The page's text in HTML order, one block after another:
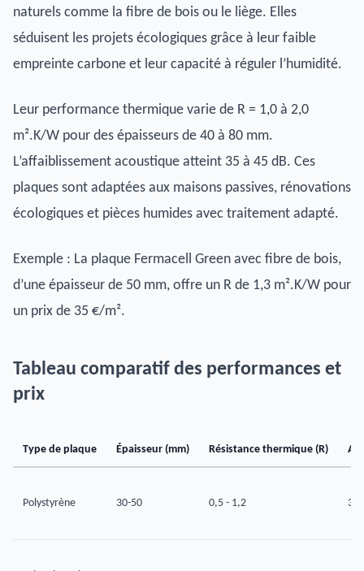
naturels comme la fibre de bois ou le liège. Elles
séduisent les projets écologiques grâce à leur faible
empreinte carbone et leur capacité à réguler l’humidité.
Leur performance thermique varie de R = 1,0 à 2,0
m².K/W pour des épaisseurs de 40 à 80 mm.
L’affaiblissement acoustique atteint 35 à 45 dB. Ces
plaques sont adaptées aux maisons passives, rénovations
écologiques et pièces humides avec traitement adapté.
Exemple : La plaque Fermacell Green avec fibre de bois,
d’une épaisseur de 50 mm, offre un R de 1,3 m².K/W pour
un prix de 35 €/m².
Tableau comparatif des performances et
prix
Type de plaque Épaisseur (mm) Résistance thermique (R)
Polystyrène 30-50 0,5 - 1,2